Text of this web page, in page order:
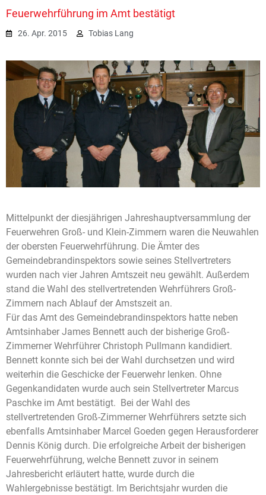
Feuerwehrführung im Amt bestätigt
26. Apr. 2015 Tobias Lang
Mittelpunkt der diesjährigen Jahreshauptversammlung der
Feuerwehren Groß- und Klein-Zimmern waren die Neuwahlen
der obersten Feuerwehrführung. Die Ämter des
Gemeindebrandinspektors sowie seines Stellvertreters
wurden nach vier Jahren Amtszeit neu gewählt. Außerdem
stand die Wahl des stellvertretenden Wehrführers Groß-
Zimmern nach Ablauf der Amstszeit an.
Für das Amt des Gemeindebrandinspektors hatte neben
Amtsinhaber James Bennett auch der bisherige Groß-
Zimmerner Wehrführer Christoph Pullmann kandidiert.
Bennett konnte sich bei der Wahl durchsetzen und wird
weiterhin die Geschicke der Feuerwehr lenken. Ohne
Gegenkandidaten wurde auch sein Stellvertreter Marcus
Paschke im Amt bestätigt. Bei der Wahl des
stellvertretenden Groß-Zimmerner Wehrführers setzte sich
ebenfalls Amtsinhaber Marcel Goeden gegen Herausforderer
Dennis König durch. Die erfolgreiche Arbeit der bisherigen
Feuerwehrführung, welche Bennett zuvor in seinem
Jahresbericht erläutert hatte, wurde durch die
Wahlergebnisse bestätigt. Im Berichtsjahr wurden die